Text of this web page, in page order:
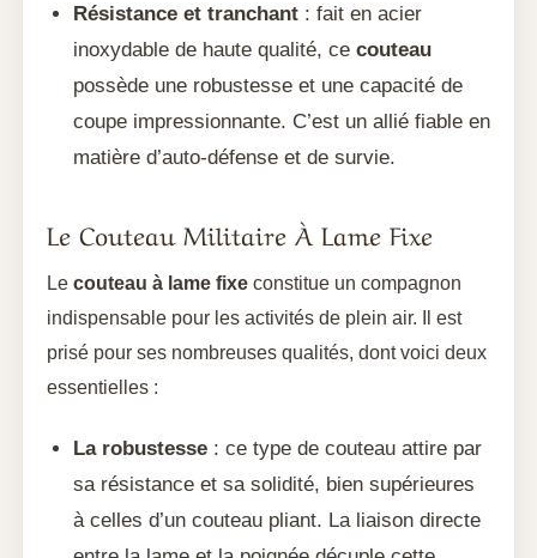
Résistance et tranchant : fait en acier
inoxydable de haute qualité, ce couteau
possède une robustesse et une capacité de
coupe impressionnante. C’est un allié fiable en
matière d’auto-défense et de survie.
Le Couteau Militaire À Lame Fixe
Le couteau à lame fixe constitue un compagnon
indispensable pour les activités de plein air. Il est
prisé pour ses nombreuses qualités, dont voici deux
essentielles :
La robustesse : ce type de couteau attire par
sa résistance et sa solidité, bien supérieures
à celles d’un couteau pliant. La liaison directe